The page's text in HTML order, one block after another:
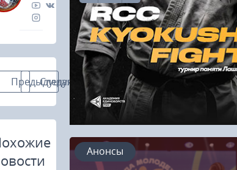
Предыдущая новость
Следующая новость
Регистрация
Анонсы